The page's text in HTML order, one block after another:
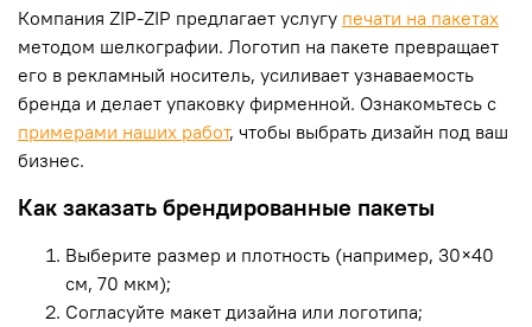
Компания ZIP-ZIP предлагает услугу печати на пакетах
методом шелкографии. Логотип на пакете превращает
его в рекламный носитель, усиливает узнаваемость
бренда и делает упаковку фирменной. Ознакомьтесь с
примерами наших работ, чтобы выбрать дизайн под ваш
бизнес.
Как заказать брендированные пакеты
Выберите размер и плотность (например, 30×40
см, 70 мкм);
Согласуйте макет дизайна или логотипа;